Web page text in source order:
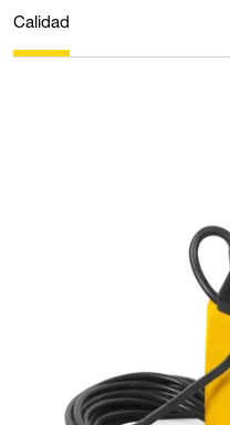
Calidad